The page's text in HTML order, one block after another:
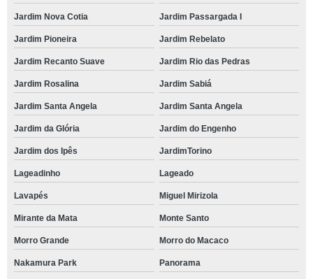
Jardim Nova Cotia Jardim Passargada I
Jardim Pioneira Jardim Rebelato
Jardim Recanto Suave Jardim Rio das Pedras
Jardim Rosalina Jardim Sabiá
Jardim Santa Angela Jardim Santa Angela
Jardim da Glória Jardim do Engenho
Jardim dos Ipês JardimTorino
Lageadinho Lageado
Lavapés Miguel Mirizola
Mirante da Mata Monte Santo
Morro Grande Morro do Macaco
Nakamura Park Panorama